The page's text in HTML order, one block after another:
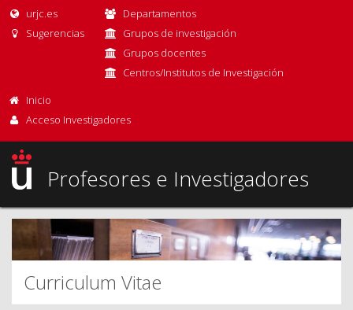
urjc.es
Sugerencias
Departamentos
Grupos de investigación
Grupos docentes
Centros/Institutos de Investigación
Inicio
Acceso Investigadores
Profesores e Investigadores
Curriculum Vitae